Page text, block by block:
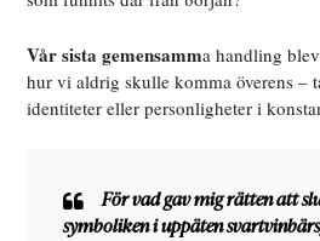
Vår sista gemensamma handling
hur vi aldrig skulle komma överens –
identiteter eller personligheter i
För vad gav mig rätten att
symboliken i uppäten